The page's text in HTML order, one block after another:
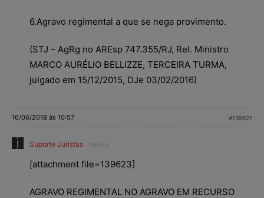
6.Agravo regimental a que se nega provimento.
(STJ – AgRg no AREsp 747.355/RJ, Rel. Ministro
MARCO AURÉLIO BELLIZZE, TERCEIRA TURMA,
julgado em 15/12/2015, DJe 03/02/2016)
16/06/2018 às 10:57 #139621
Suporte Juristas Mestre
[attachment file=139623]
AGRAVO REGIMENTAL NO AGRAVO EM RECURSO